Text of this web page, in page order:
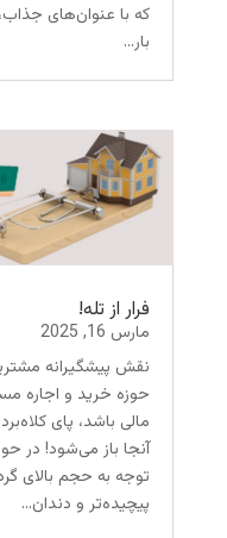
که با عنوان‌های
بار...
فرار از تله!
مارس 16, 2025
نقش پیشگیرانه
حوزه خرید و اجاره
مالی باشد، پای
آنجا باز می‌شود! در
توجه به حجم بالای
پیچیده‌تر و دندان...